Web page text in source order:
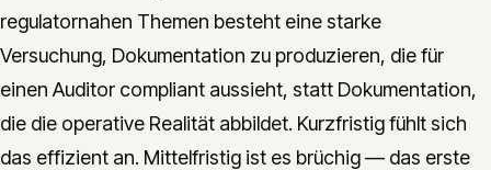
regulatornahen Themen besteht eine starke
Versuchung, Dokumentation zu produzieren, die für
einen Auditor compliant aussieht, statt Dokumentation,
die die operative Realität abbildet. Kurzfristig fühlt sich
das effizient an. Mittelfristig ist es brüchig — das erste